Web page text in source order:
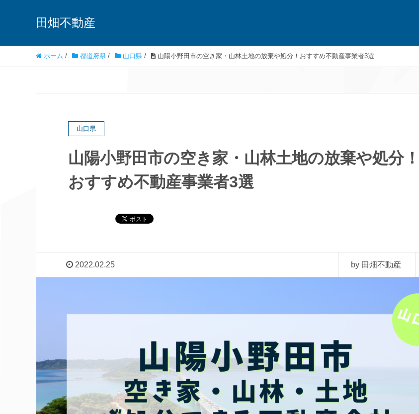
田畑不動産
ホーム / 都道府県 / 山口県 / 山陽小野田市の空き家・山林土地の放棄や処分！おすすめ不動産事業者3選
山口県
山陽小野田市の空き家・山林土地の放棄や処分！
おすすめ不動産事業者3選
2022.02.25 by 田畑不動産